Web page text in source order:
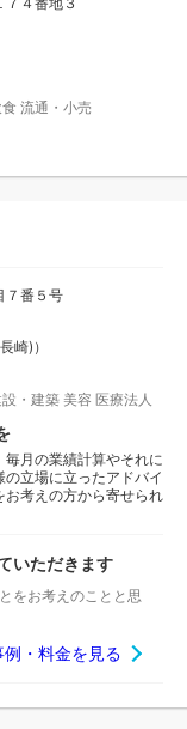
流通・小売
７番５号
崎)）
・建築 美容 医療法人
月の業績計算やそれに
立場に立ったアドバイ
お考えの方から寄せられ
いただきます
をお考えのことと思
例・料金を見る